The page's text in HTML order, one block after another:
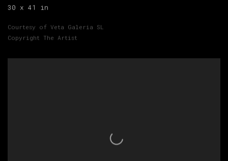
30 x 41 in
Courtesy of Veta Galeria SL
Copyright The Artist